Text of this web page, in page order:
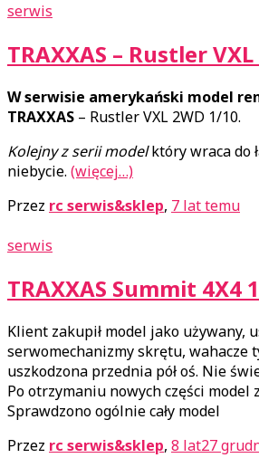
serwis
TRAXXAS – Rustler
W serwisie amerykański model
TRAXXAS – Rustler VXL 2WD 1/10.
Kolejny z serii modelktóry wraca do
niebycie. (więcej…)
Przez rc serwis&sklep, 7 lattemu
serwis
TRAXXAS Summit 4X4
Klient zakupił model jako używany,
serwomechanizmy skrętu, wahacze
uszkodzona przednia pół oś. Nie
Po otrzymaniu nowych części model
Sprawdzono ogólnie cały model
Przez rc serwis&sklep, 8 lat27